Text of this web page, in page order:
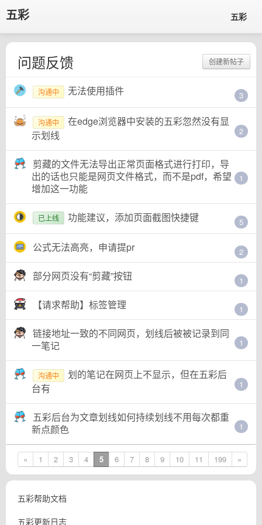
五彩 五彩
创建新帖子
问题反馈
沟通中 无法使用插件 3
沟通中
在edge浏览器中安装的五彩忽然没有显
示划线
2
剪藏的文件无法导出正常页面格式进行打印，导
出的话也只能是网页文件格式，而不是pdf，希望
增加这一功能
1
已上线 功能建议，添加页面截图快捷键 5
公式无法高亮，申请提pr 2
部分网页没有“剪藏”按钮 1
【请求帮助】标签管理 1
链接地址一致的不同网页，划线后被被记录到同
一笔记
1
沟通中
划的笔记在网页上不显示，但在五彩后
台有
1
五彩后台为文章划线如何持续划线不用每次都重
新点颜色
1
« 1 2 3 4 5 6 7 8 9 10 11 199 »
五彩帮助文档
五彩更新日志